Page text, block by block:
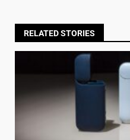
RELATED STORIES